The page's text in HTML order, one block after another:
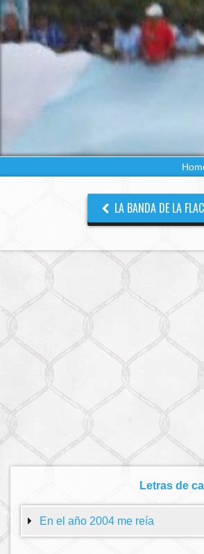
LA BANDA DE LA
Letras de
En el año 2004 me reía